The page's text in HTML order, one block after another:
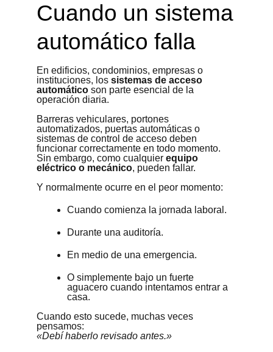
Cuando un sistema
automático falla
En edificios, condominios, empresas o
instituciones, los sistemas de acceso
automático son parte esencial de la
operación diaria.
Barreras vehiculares, portones
automatizados, puertas automáticas o
sistemas de control de acceso deben
funcionar correctamente en todo momento.
Sin embargo, como cualquier equipo
eléctrico o mecánico, pueden fallar.
Y normalmente ocurre en el peor momento:
Cuando comienza la jornada laboral.
Durante una auditoría.
En medio de una emergencia.
O simplemente bajo un fuerte
aguacero cuando intentamos entrar a
casa.
Cuando esto sucede, muchas veces
pensamos:
«Debí haberlo revisado antes.»